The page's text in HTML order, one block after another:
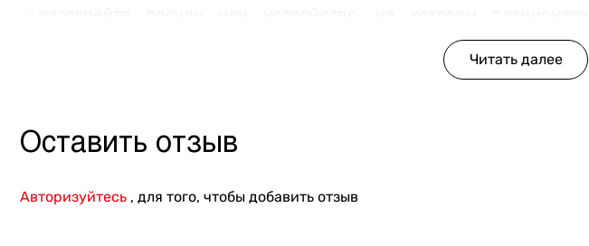
жарьте на среднем огне (180–220 градусов) 10–12 мин. Если
Оставить отзыв
Авторизуйтесь , для того, чтобы добавить отзыв